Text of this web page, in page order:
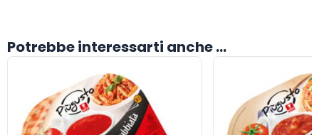
Potrebbe interessarti anche ...